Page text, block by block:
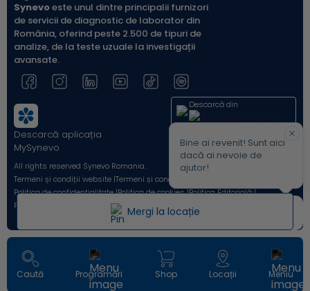
Caută Programări Shop Locații Meniu
Mergi la locație
Synevoeste unul dintre principalii furnizori
de servicii de diagnostic de laborator din
România, oferind peste 2.500 de tipuri de
analize, de la teste uzuale la investigații
avansate.
Descarcă aplicația
MySynevo
Descarcă din
All rights reserved Synevo Romania.
Termeni și condiții website |Termeni și condiții Shop Online |
Politica de confidențialitate |Politica de cookies |Politica Editorială |
Protecția Consumatorilor - A.N.P.C. |
Avertizori de integritate
Bine ai revenit! Sunt aici
dacă ai nevoie de
ajutor!